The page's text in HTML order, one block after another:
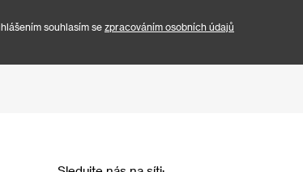
souhlasím se zpracováním osobních údajů